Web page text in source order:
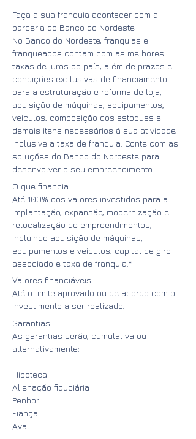
Faça a sua franquia acontecer com a
parceria do Banco do Nordeste.
No Banco do Nordeste, franquias e
franqueados contam com as melhores
taxas de juros do país, além de prazos e
condições exclusivas de financiamento
para a estruturação e reforma de loja,
aquisição de máquinas, equipamentos,
veículos, composição dos estoques e
demais itens necessários à sua atividade,
inclusive a taxa de franquia. Conte com as
soluções do Banco do Nordeste para
desenvolver o seu empreendimento.
O que financia
Até 100% dos valores investidos para a
implantação, expansão, modernização e
relocalização de empreendimentos,
incluindo aquisição de máquinas,
equipamentos e veículos, capital de giro
associado e taxa de franquia.*
Valores financiáveis
Até o limite aprovado ou de acordo com o
investimento a ser realizado.
Garantias
As garantias serão, cumulativa ou
alternativamente:
Hipoteca
Alienação fiduciária
Penhor
Fiança
Aval